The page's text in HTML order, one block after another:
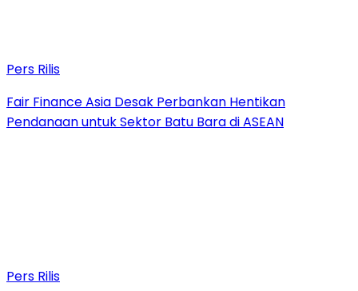
Pers Rilis
Fair Finance Asia Desak Perbankan Hentikan
Pendanaan untuk Sektor Batu Bara di ASEAN
Pers Rilis